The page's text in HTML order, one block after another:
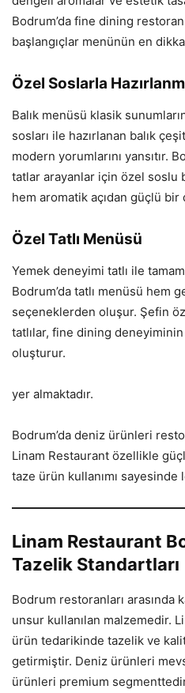
Bodrum’da fine dining
başlangıçlar menünün en
Özel Soslarla
Balık menüsü klasik
sosları ile hazırlanan balık
modern yorumlarını yansıtır.
tatlar arayanlar için özel soslu
hem aromatik açıdan güçlü bir
Özel Tatlı Menüsü
Yemek deneyimi tatlı ile
Bodrum’da tatlı menüsü hem
seçeneklerden oluşur. Şefin
tatlılar, fine dining
oluşturur.
yer almaktadır.
Bodrum’da deniz ürünleri
Linam Restaurant özellikle
taze ürün kullanımı sayesinde
Linam Restaurant
Tazelik Standartları
Bodrum restoranları arasında
unsur kullanılan malzemedir.
ürün tedarikinde tazelik ve
getirmiştir. Deniz ürünleri
ürünleri premium